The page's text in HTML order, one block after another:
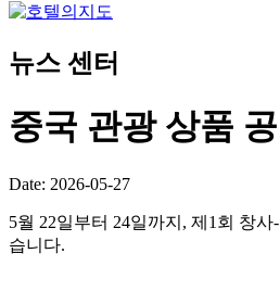
뉴스 센터
중국 관광 상품
Date: 2026-05-27
5월 22일부터 24일까지, 제1회 창
습니다.